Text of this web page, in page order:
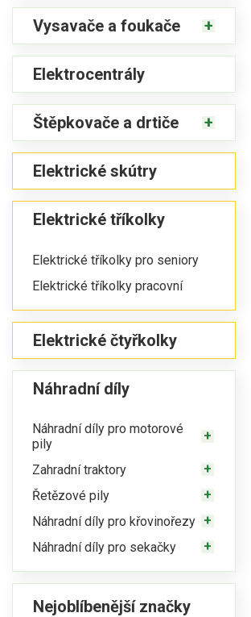
Vysavače a foukače
Elektrocentrály
Štěpkovače a drtiče
Elektrické skútry
Elektrické tříkolky
Elektrické tříkolky pro seniory
Elektrické tříkolky pracovní
Elektrické čtyřkolky
Náhradní díly
Náhradní díly pro motorové
pily
Zahradní traktory
Řetězové pily
Náhradní díly pro křovinořezy
Náhradní díly pro sekačky
Nejoblíbenější značky